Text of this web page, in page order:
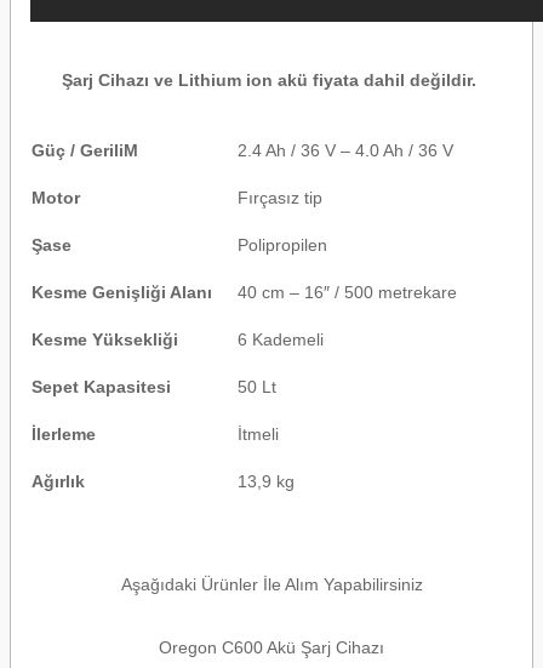
Şarj Cihazı ve Lithium ion akü fiyata dahil değildir.
Güç / GeriliM 2.4 Ah / 36 V – 4.0 Ah / 36 V
Motor Fırçasız tip
Şase Polipropilen
Kesme Genişliği Alanı 40 cm – 16″ / 500 metrekare
Kesme Yüksekliği 6 Kademeli
Sepet Kapasitesi 50 Lt
İlerleme İtmeli
Ağırlık 13,9 kg
Aşağıdaki Ürünler İle Alım Yapabilirsiniz
Oregon C600 Akü Şarj Cihazı